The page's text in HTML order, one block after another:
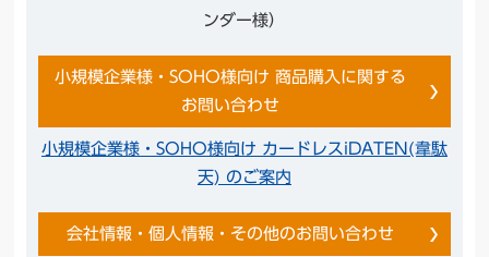
ンダー様）
小規模企業様・SOHO様向け 商品購入に関する
お問い合わせ
小規模企業様・SOHO様向け カードレスiDATEN(韋駄
天) のご案内
会社情報・個人情報・その他のお問い合わせ